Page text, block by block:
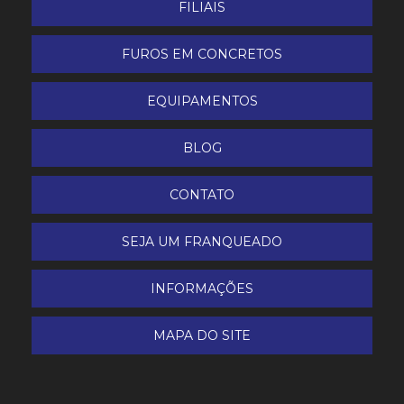
FILIAIS
FUROS EM CONCRETOS
EQUIPAMENTOS
BLOG
CONTATO
SEJA UM FRANQUEADO
INFORMAÇÕES
MAPA DO SITE